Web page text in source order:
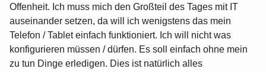
Offenheit. Ich muss mich den Großteil des Tages mit IT
auseinander setzen, da will ich wenigstens das mein
Telefon / Tablet einfach funktioniert. Ich will nicht was
konfigurieren müssen / dürfen. Es soll einfach ohne mein
zu tun Dinge erledigen. Dies ist natürlich alles